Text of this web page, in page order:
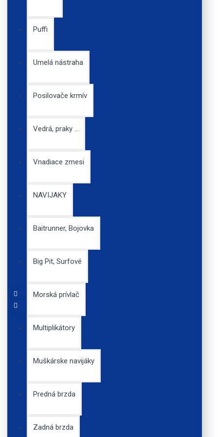
Puffi
Umelá nástraha
Posilovače krmív
Vedrá, praky ...
Vnadiace zmesi
NAVIJAKY
Baitrunner, Bojovka
Big Pit, Surfové
Morská prívlač
Multiplikátory
Muškárske navijáky
Predná brzda
Zadná brzda
CARPONLY POP UP
pečeň) 100g
8,19€
CARPONLY DIP Banana
Loose Body 13 cm 21 g